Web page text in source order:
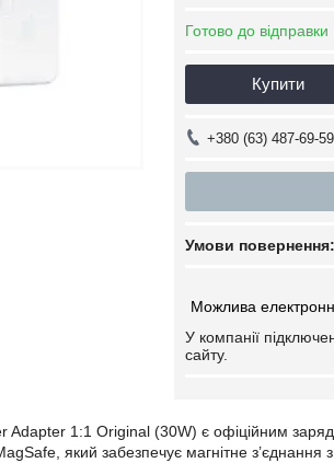
Готово до відправки
Купити
+380 (63) 487-69-59
У компанії
сайту.
Adapter 1:1 Original (30W) є офіційним
який забезпечує магнітне